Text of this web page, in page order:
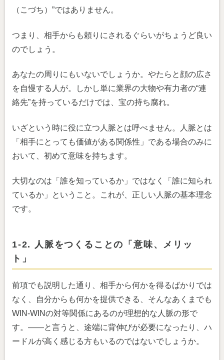
（こづち）”ではありません。
つまり、相手からも頼りにされるぐらいがちょうど良い
のでしょう。
あなたの周りにもいないでしょうか。やたらと顔の広さ
を自慢する人が。しかし単に業界の大物や有力者の“連
絡先”を持っているだけでは、宝の持ち腐れ。
いざという時に役に立つ人脈とは呼べません。人脈とは
「相手にとっても価値がある関係性」である場合のみに
おいて、初めて意味を持ちます。
大切なのは「誰を知っているか」ではなく「誰に知られ
ているか」ということ。これが、正しい人脈の基本理念
です。
1-2. 人脈をつくることの「意味、メリッ
ト」
前項でも説明した通り、相手から何かを得るばかりでは
なく、自分からも何かを提供できる、そんなあくまでも
WIN-WINの対等関係にあるのが理想的な人脈の形で
す。――と言うと、途端に背伸びが必要になったり、ハ
ードルが高く感じる方もいるのではないでしょうか。